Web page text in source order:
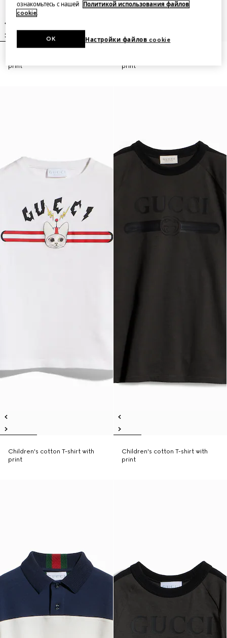
print
print
Children's cotton T-shirt with
print
Children's cotton T-shirt with
print
ознакомьтесь с нашей
Политикой использования файлов
cookie.
Настройки файлов cookie
OK